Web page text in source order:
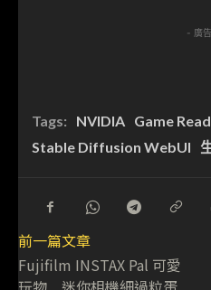
- 廣
Tags: NVIDIA Game
Stable Diffusion WebUI
前一篇文章
Fujifilm INSTAX Pal 可愛